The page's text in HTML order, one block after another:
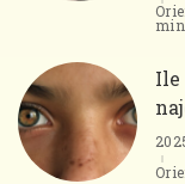
min
Ile